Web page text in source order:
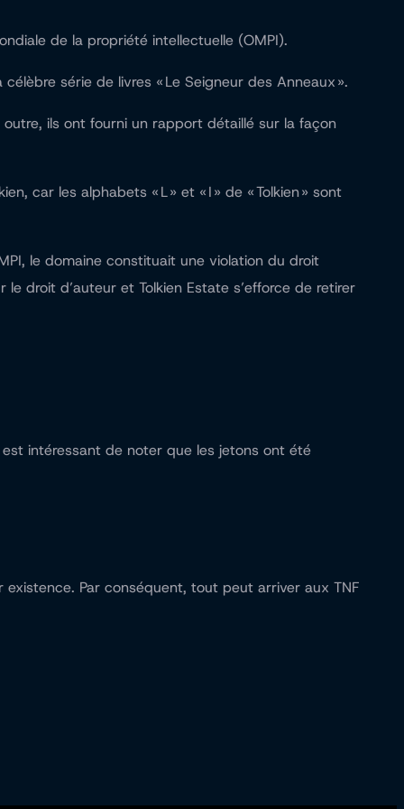
de la propriété intellectuelle (OMPI).
série de livres « Le Seigneur des Anneaux ».
ils ont fourni un rapport détaillé sur la façon
car les alphabets « L » et « I » de « Tolkien » sont
le domaine constituait une violation du droit
droit d’auteur et Tolkien Estate s’efforce de retirer
intéressant de noter que les jetons ont été
Par conséquent, tout peut arriver aux TNF